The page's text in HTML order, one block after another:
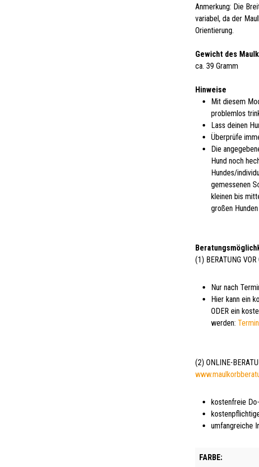
Anmerkung: Die
variabel, da der
Orientierung.
Gewicht des
ca. 39 Gramm
Hinweise
Mit diesem
problemlos
Lass deinen
Überprüfe
Die
Hund noch
Hundes/
gemessenen
kleinen bis
großen
(1) BERATUNG
Nur nach
Hier kann ein
ODER ein
werden:
(2) ONLINE-
kostenfreie
umfangreiche
FARBE: